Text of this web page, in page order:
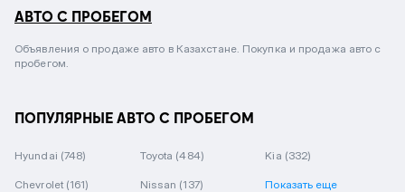
АВТО С ПРОБЕГОМ
Объявления о продаже авто в Казахстане. Покупка и продажа авто с
пробегом.
ПОПУЛЯРНЫЕ АВТО С ПРОБЕГОМ
Hyundai (748) Toyota (484) Kia (332)
Chevrolet (161) Nissan (137) Показать еще